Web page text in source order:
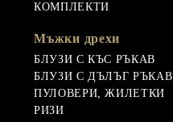
КОМПЛЕКТИ
Мъжки дрехи
БЛУЗИ С КЪС РЪКАВ
БЛУЗИ С ДЪЛЪГ РЪКАВ
ПУЛОВЕРИ, ЖИЛЕТКИ
РИЗИ